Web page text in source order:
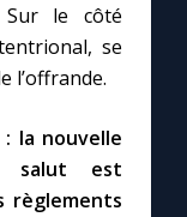
Sur le côté
se
l’offrande.
la nouvelle
salut est
règlements